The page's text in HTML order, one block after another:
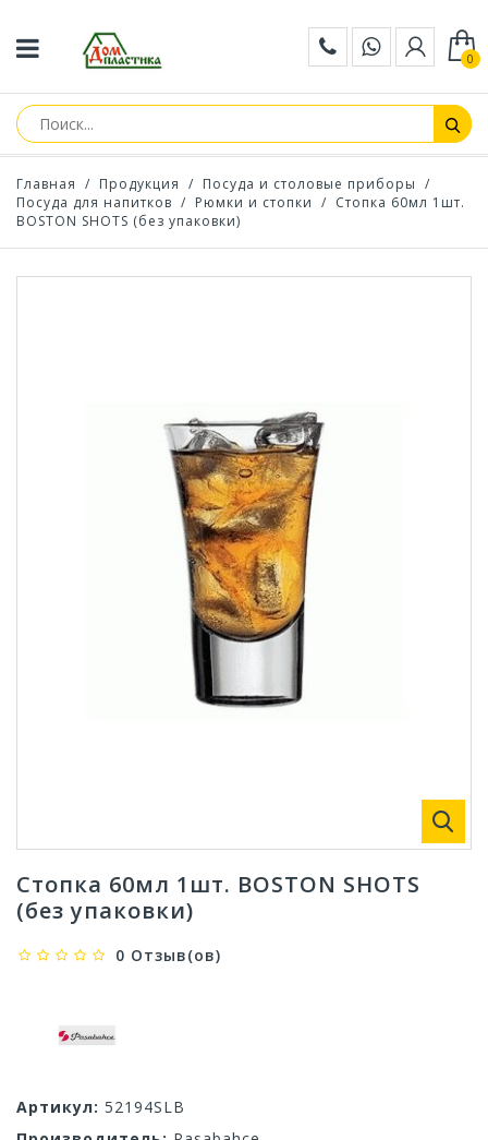
0
Главная / Продукция / Посуда и столовые приборы /
Посуда для напитков / Рюмки и стопки / Стопка 60мл 1шт.
BOSTON SHOTS (без упаковки)
Стопка 60мл 1шт. BOSTON SHOTS
(без упаковки)
0 Отзыв(ов)
Артикул: 52194SLB